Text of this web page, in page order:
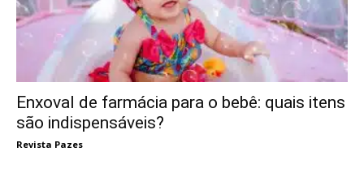
Enxoval de farmácia para o bebê: quais itens
são indispensáveis?
Revista Pazes